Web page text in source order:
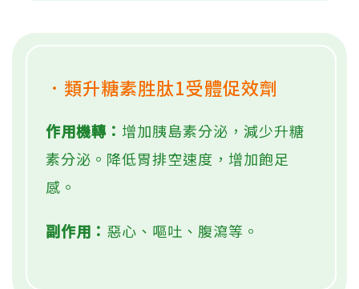
．類升糖素胜肽1受體促效劑
作用機轉： 增加胰島素分泌，減少升糖
素分泌。降低胃排空速度，增加飽足
感。
副作用： 惡心、嘔吐、腹瀉等。